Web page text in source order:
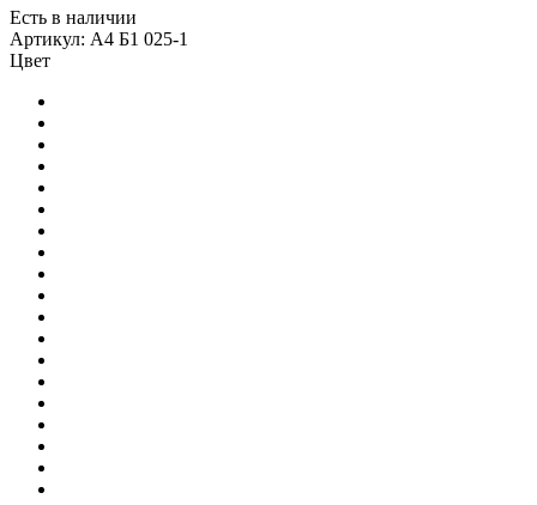
Есть в наличии
Артикул: А4 Б1 025-1
Цвет